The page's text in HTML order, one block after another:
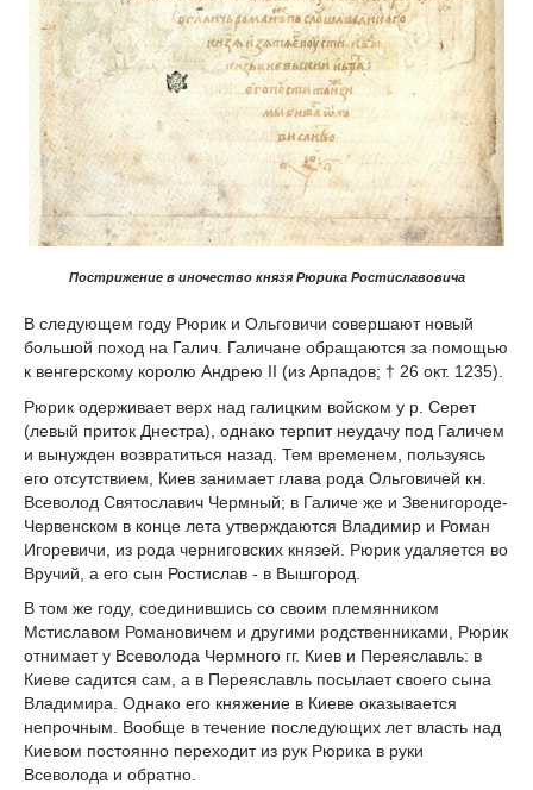
Пострижение в иночество князя Рюрика Ростиславовича
В следующем году Рюрик и Ольговичи совершают новый
большой поход на Галич. Галичане обращаются за помощью
к венгерскому королю Андрею II (из Арпадов; † 26 окт. 1235).
Рюрик одерживает верх над галицким войском у р. Серет
(левый приток Днестра), однако терпит неудачу под Галичем
и вынужден возвратиться назад. Тем временем, пользуясь
его отсутствием, Киев занимает глава рода Ольговичей кн.
Всеволод Святославич Чермный; в Галиче же и Звенигороде-
Червенском в конце лета утверждаются Владимир и Роман
Игоревичи, из рода черниговских князей. Рюрик удаляется во
Вручий, а его сын Ростислав - в Вышгород.
В том же году, соединившись со своим племянником
Мстиславом Романовичем и другими родственниками, Рюрик
отнимает у Всеволода Чермного гг. Киев и Переяславль: в
Киеве садится сам, а в Переяславль посылает своего сына
Владимира. Однако его княжение в Киеве оказывается
непрочным. Вообще в течение последующих лет власть над
Киевом постоянно переходит из рук Рюрика в руки
Всеволода и обратно.